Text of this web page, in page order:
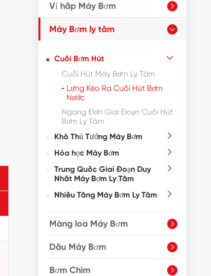
Vỉ hấp Máy Bơm 
Máy Bơm ly tâm 
Cuối Bơm Hút 
Cuối Hút Máy Bơm Ly Tâm
Lưng Kéo Ra Cuối Hút Bơm
Nước
Ngang Đơn Giai Đoạn Cuối Hút
Bơm Ly Tâm
Khô Thủ Tướng Máy Bơm

Hóa học Máy Bơm 
Trung Quốc Giai Đoạn Duy
Nhất Máy Bơm Ly Tâm

Nhiều Tầng Máy Bơm Ly Tâm 
Màng loa Máy Bơm 
Dầu Máy Bơm 
Bơm Chìm 